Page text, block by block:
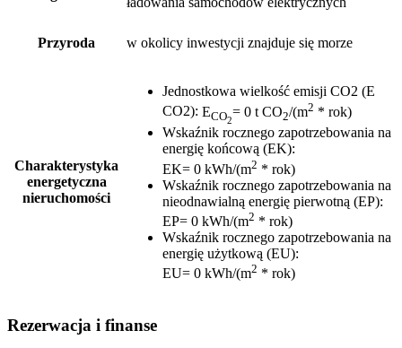
Przyroda w okolicy inwestycji znajduje się morze
Charakterystyka
energetyczna
nieruchomości
Jednostkowa wielkość emisji CO2 (E
CO2): ECO2
= 0 t CO2/(m2 * rok)
Wskaźnik rocznego zapotrzebowania na
energię końcową (EK):
EK= 0 kWh/(m2 * rok)
Wskaźnik rocznego zapotrzebowania na
nieodnawialną energię pierwotną (EP):
EP= 0 kWh/(m2 * rok)
Wskaźnik rocznego zapotrzebowania na
energię użytkową (EU):
EU= 0 kWh/(m2 * rok)
Rezerwacja i finanse